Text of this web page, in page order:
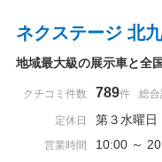
ネクステージ 北
地域最大級の展示車と全
クチコミ件数 789件 総合
定休日 第３水曜日
営業時間 10:00 ～